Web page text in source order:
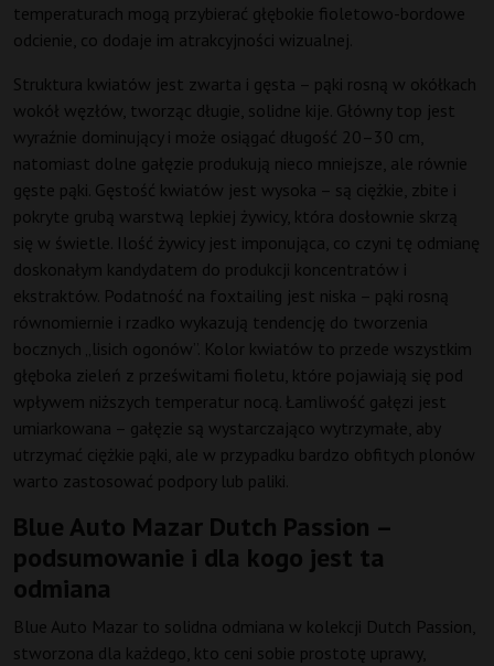
temperaturach mogą przybierać głębokie fioletowo-bordowe
odcienie, co dodaje im atrakcyjności wizualnej.
Struktura kwiatów jest zwarta i gęsta – pąki rosną w okółkach
wokół węzłów, tworząc długie, solidne kije. Główny top jest
wyraźnie dominujący i może osiągać długość 20–30 cm,
natomiast dolne gałęzie produkują nieco mniejsze, ale równie
gęste pąki. Gęstość kwiatów jest wysoka – są ciężkie, zbite i
pokryte grubą warstwą lepkiej żywicy, która dosłownie skrzą
się w świetle. Ilość żywicy jest imponująca, co czyni tę odmianę
doskonałym kandydatem do produkcji koncentratów i
ekstraktów. Podatność na foxtailing jest niska – pąki rosną
równomiernie i rzadko wykazują tendencję do tworzenia
bocznych „lisich ogonów”. Kolor kwiatów to przede wszystkim
głęboka zieleń z prześwitami fioletu, które pojawiają się pod
wpływem niższych temperatur nocą. Łamliwość gałęzi jest
umiarkowana – gałęzie są wystarczająco wytrzymałe, aby
utrzymać ciężkie pąki, ale w przypadku bardzo obfitych plonów
warto zastosować podpory lub paliki.
Blue Auto Mazar Dutch Passion –
podsumowanie i dla kogo jest ta
odmiana
Blue Auto Mazar to solidna odmiana w kolekcji Dutch Passion,
stworzona dla każdego, kto ceni sobie prostotę uprawy,